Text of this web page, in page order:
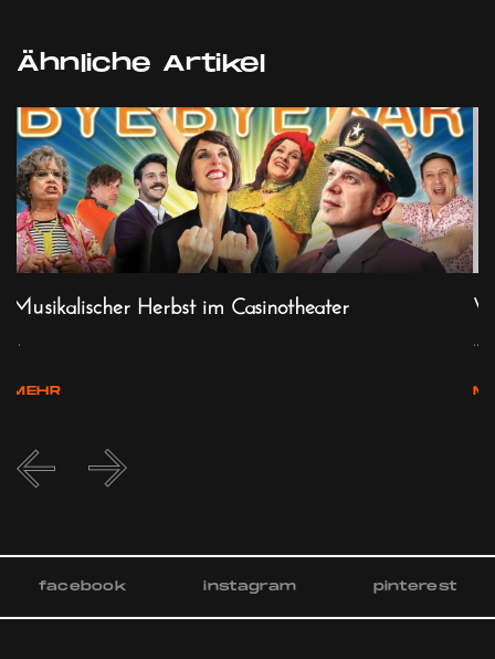
Ähnliche Artikel
Musikalischer Herbst im Casinotheater
...
MEHR
...
facebook instagram pinterest